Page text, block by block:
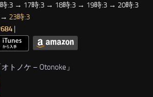
:3 → 17時:3 → 18時:3 → 19時:3 → 20時:3
→ 23時:3
オトノケ – Otonoke 」